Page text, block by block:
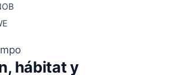
hábitat y